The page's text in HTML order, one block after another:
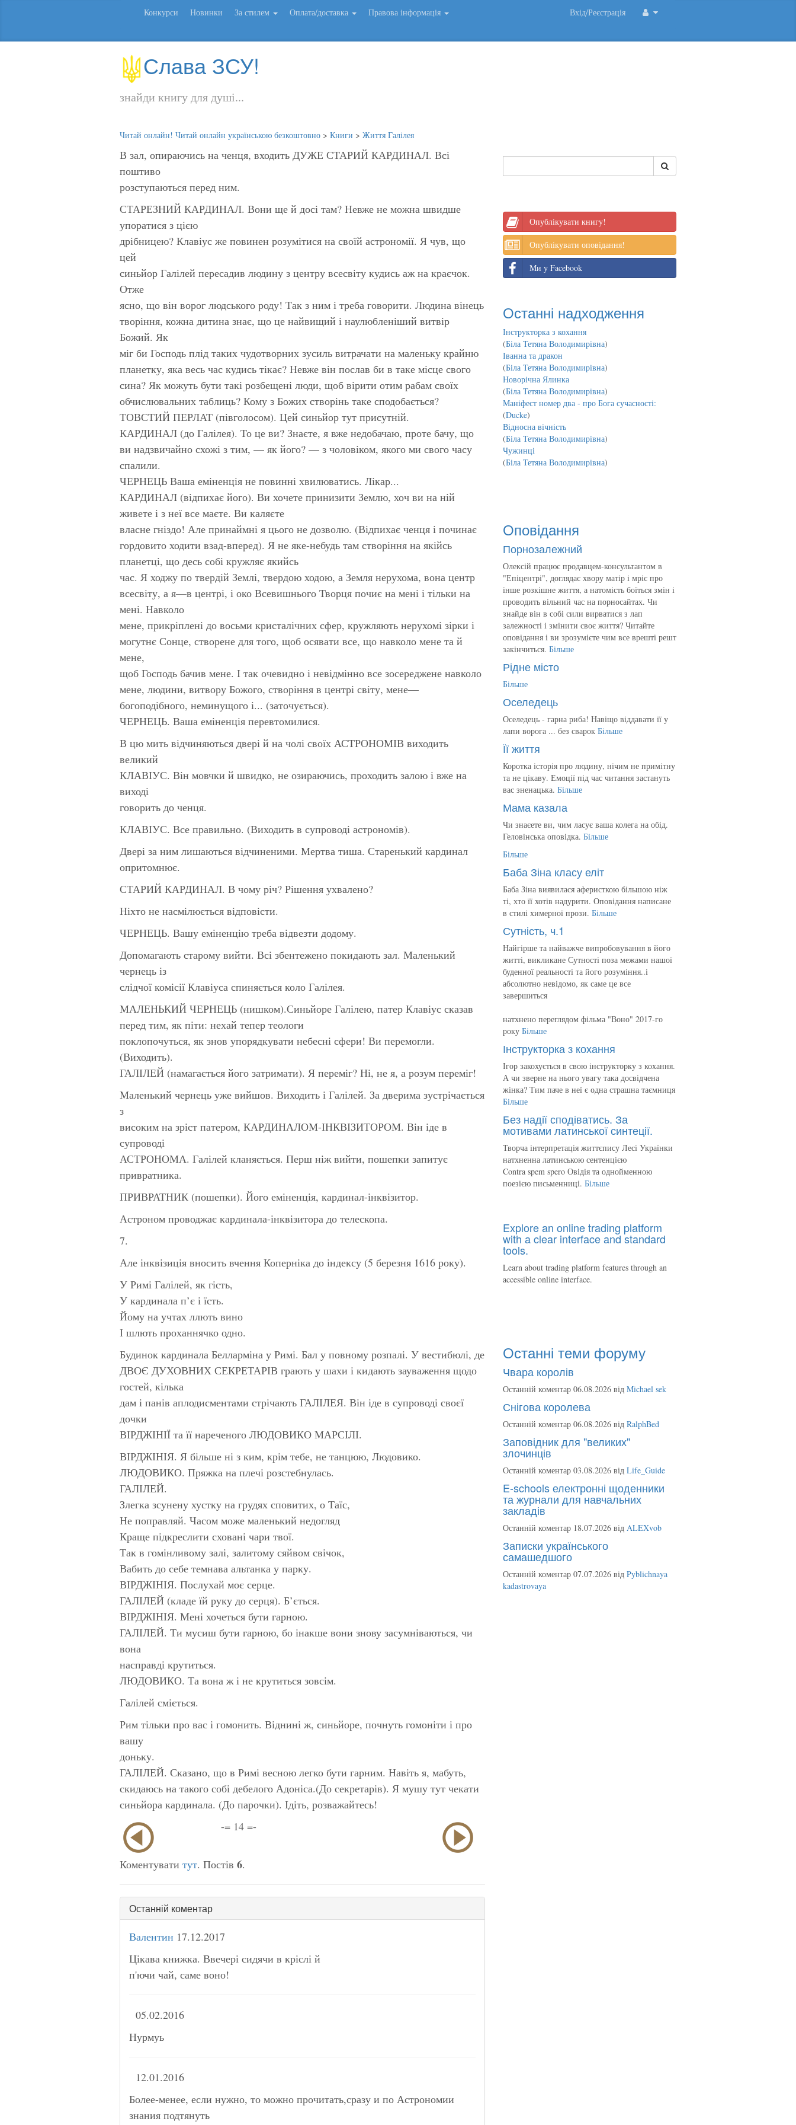
Конкурси Новинки За стилем Оплата/доставка Правова інформація Вхід/Реєстрація
Слава ЗСУ!
знайди книгу для душі...
Читай онлайн! Читай онлайн українською безкоштовно > Книги > Життя Галілея
В зал, опираючись на ченця, входить ДУЖЕ СТАРИЙ КАРДИНАЛ. Всі
поштиво
розступаються перед ним.
СТАРЕЗНИЙ КАРДИНАЛ. Вони ще й досі там? Невже не можна швидше
упоратися з цією
дрібницею? Клавіус же повинен розумітися на своїй астрономії. Я чув, що
цей
синьйор Галілей пересадив людину з центру всесвіту кудись аж на краєчок.
Отже
ясно, що він ворог людського роду! Так з ним і треба говорити. Людина вінець
творіння, кожна дитина знає, що це найвищий і наулюбленіший витвір
Божий. Як
міг би Господь плід таких чудотворних зусиль витрачати на маленьку крайню
планетку, яка весь час кудись тікає? Невже він послав би в таке місце свого
сина? Як можуть бути такі розбещені люди, щоб вірити отим рабам своїх
обчислювальних таблиць? Кому з Божих створінь таке сподобається?
ТОВСТИЙ ПЕРЛАТ (півголосом). Цей синьйор тут присутній.
КАРДИНАЛ (до Галілея). То це ви? Знаєте, я вже недобачаю, проте бачу, що
ви надзвичайно схожі з тим, — як його? — з чоловіком, якого ми свого часу
спалили.
ЧЕРНЕЦЬ Ваша еміненція не повинні хвилюватись. Лікар...
КАРДИНАЛ (відпихає його). Ви хочете принизити Землю, хоч ви на ній
живете і з неї все маєте. Ви каляєте
власне гніздо! Але принаймні я цього не дозволю. (Відпихає ченця і починає
гордовито ходити взад-вперед). Я не яке-небудь там створіння на якійсь
планетці, що десь собі кружляє якийсь
час. Я ходжу по твердій Землі, твердою ходою, а Земля нерухома, вона центр
всесвіту, а я—в центрі, і око Всевишнього Творця почиє на мені і тільки на
мені. Навколо
мене, прикріплені до восьми кристалічних сфер, кружляють нерухомі зірки і
могутнє Сонце, створене для того, щоб осявати все, що навколо мене та й
мене,
щоб Господь бачив мене. І так очевидно і невідмінно все зосереджене навколо
мене, людини, витвору Божого, створіння в центрі світу, мене—
богоподібного, неминущого і... (заточується).
ЧЕРНЕЦЬ. Ваша еміненція перевтомилися.
В цю мить відчиняються двері й на чолі своїх АСТРОНОМІВ виходить
великий
КЛАВІУС. Він мовчки й швидко, не озираючись, проходить залою і вже на
виході
говорить до ченця.
КЛАВІУС. Все правильно. (Виходить в супроводі астрономів).
Двері за ним лишаються відчиненими. Мертва тиша. Старенький кардинал
опритомнює.
СТАРИЙ КАРДИНАЛ. В чому річ? Рішення ухвалено?
Ніхто не насмілюється відповісти.
ЧЕРНЕЦЬ. Вашу еміненцію треба відвезти додому.
Допомагають старому вийти. Всі збентежено покидають зал. Маленький
чернець із
слідчої комісії Клавіуса спиняється коло Галілея.
МАЛЕНЬКИЙ ЧЕРНЕЦЬ (нишком).Синьйоре Галілею, патер Клавіус сказав
перед тим, як піти: нехай тепер теологи
поклопочуться, як знов упорядкувати небесні сфери! Ви перемогли.
(Виходить).
ГАЛІЛЕЙ (намагається його затримати). Я переміг? Ні, не я, а розум переміг!
Маленький чернець уже вийшов. Виходить і Галілей. За дверима зустрічається
з
високим на зріст патером, КАРДИНАЛОМ-ІНКВІЗИТОРОМ. Він іде в
супроводі
АСТРОНОМА. Галілей кланяється. Перш ніж вийти, пошепки запитує
привратника.
ПРИВРАТНИК (пошепки). Його еміненція, кардинал-інквізитор.
Астроном проводжає кардинала-інквізитора до телескопа.
7.
Але інквізиція вносить вчення Коперніка до індексу (5 березня 1616 року).
У Римі Галілей, як гість,
У кардинала п’є і їсть.
Йому на учтах ллють вино
І шлють проханнячко одно.
Будинок кардинала Белларміна у Римі. Бал у повному розпалі. У вестибюлі, де
ДВОЄ ДУХОВНИХ СЕКРЕТАРІВ грають у шахи і кидають зауваження щодо
гостей, кілька
дам і панів аплодисментами стрічають ГАЛІЛЕЯ. Він іде в супроводі своєї
дочки
ВІРДЖІНІЇ та її нареченого ЛЮДОВИКО МАРСІЛІ.
ВІРДЖІНІЯ. Я більше ні з ким, крім тебе, не танцюю, Людовико.
ЛЮДОВИКО. Пряжка на плечі розстебнулась.
ГАЛІЛЕЙ.
Злегка зсунену хустку на грудях сповитих, о Таїс,
Не поправляй. Часом може маленький недогляд
Краще підкреслити сховані чари твої.
Так в гомінливому залі, залитому сяйвом свічок,
Вабить до себе темнава альтанка у парку.
ВІРДЖІНІЯ. Послухай моє серце.
ГАЛІЛЕЙ (кладе їй руку до серця). Б’ється.
ВІРДЖІНІЯ. Мені хочеться бути гарною.
ГАЛІЛЕЙ. Ти мусиш бути гарною, бо інакше вони знову засумніваються, чи
вона
насправді крутиться.
ЛЮДОВИКО. Та вона ж і не крутиться зовсім.
Галілей сміється.
Рим тільки про вас і гомонить. Віднині ж, синьйоре, почнуть гомоніти і про
вашу
доньку.
ГАЛІЛЕЙ. Сказано, що в Римі весною легко бути гарним. Навіть я, мабуть,
скидаюсь на такого собі дебелого Адоніса.(До секретарів). Я мушу тут чекати
синьйора кардинала. (До парочки). Ідіть, розважайтесь!
-= 14 =-
Коментувати тут. Постів 6.
Останній коментар
Валентин 17.12.2017
Цікава книжка. Ввечері сидячи в кріслі й
п'ючи чай, саме воно!
05.02.2016
Нурмуь
12.01.2016
Более-менее, если нужно, то можно прочитать,сразу и по Астрономии
знания подтянуть
Опублікувати книгу!
Опублікувати оповідання!
Ми у Facebook
Останні надходження
Інструкторка з кохання
(Біла Тетяна Володимирівна)
Іванна та дракон
(Біла Тетяна Володимирівна)
Новорічна Ялинка
(Біла Тетяна Володимирівна)
Маніфест номер два - про Бога сучасності:
(Ducke)
Відносна вічність
(Біла Тетяна Володимирівна)
Чужинці
(Біла Тетяна Володимирівна)
Оповідання
Порнозалежний
Олексій працює продавцем-консультантом в
"Епіцентрі", доглядає хвору матір і мріє про
інше розкішне життя, а натомість боїться змін і
проводить вільний час на порносайтах. Чи
знайде він в собі сили вирватися з лап
залежності і змінити своє життя? Читайте
оповідання і ви зрозумієте чим все врешті решт
закінчиться. Більше
Рідне місто
Більше
Оселедець
Оселедець - гарна риба! Навіщо віддавати її у
лапи ворога ... без сварок Більше
Її життя
Коротка історія про людину, нічим не примітну
та не цікаву. Емоції під час читання застануть
вас зненацька. Більше
Мама казала
Чи знаєете ви, чим ласує ваша колега на обід.
Геловінська оповідка. Більше
Більше
Баба Зіна класу еліт
Баба Зіна виявилася аферисткою більшою ніж
ті, хто її хотів надурити. Оповідання написане
в стилі химерної прози. Більше
Сутність, ч.1
Найгірше та найважче випробовування в його
житті, викликане Сутності поза межами нашої
буденної реальності та його розуміння..і
абсолютно невідомо, як саме це все
завершиться
натхнено переглядом фільма "Воно" 2017-го
року Більше
Інструкторка з кохання
Ігор закохується в свою інструкторку з кохання.
А чи зверне на нього увагу така досвідчена
жінка? Тим паче в неї є одна страшна таємниця
Більше
Без надії сподіватись. За
мотивами латинської синтеції.
Творча інтерпретація життєпису Лесі Українки
натхненна латинською сентенцією
Contra spem spero Овідія та однойменною
поезією письменниці. Більше
Explore an online trading platform
with a clear interface and standard
tools.
Learn about trading platform features through an
accessible online interface.
Останні теми форуму
Чвара королів
Останній коментар 06.08.2026 від Michael sek
Снігова королева
Останній коментар 06.08.2026 від RalphBed
Заповідник для "великих"
злочинців
Останній коментар 03.08.2026 від Life_Guide
E-schools електронні щоденники
та журнали для навчальних
закладів
Останній коментар 18.07.2026 від ALEXvob
Записки українського
самашедшого
Останній коментар 07.07.2026 від Pyblichnaya
kadastrovaya